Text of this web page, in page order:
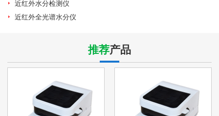
近红外水分检测仪
近红外全光谱水分仪
推荐产品